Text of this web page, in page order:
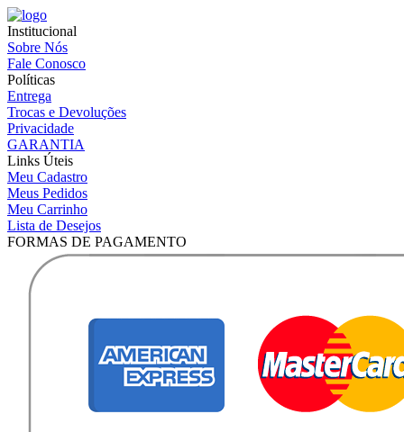
Institucional
Sobre Nós
Fale Conosco
Políticas
Entrega
Trocas e Devoluções
Privacidade
GARANTIA
Links Úteis
Meu Cadastro
Meus Pedidos
Meu Carrinho
Lista de Desejos
FORMAS DE PAGAMENTO